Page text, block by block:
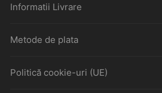
Informatii Livrare
Metode de plata
Politică cookie-uri (UE)